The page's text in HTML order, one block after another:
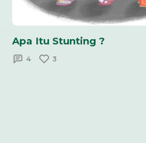
Apa Itu Stunting ?
4 3